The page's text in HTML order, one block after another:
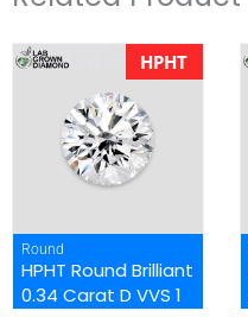
HPHT
Round
HPHT Round Brilliant
0.34 Carat D VVS 1